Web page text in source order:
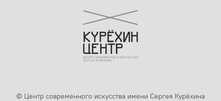
© Центр современного искусства имени Сергея Курёхина